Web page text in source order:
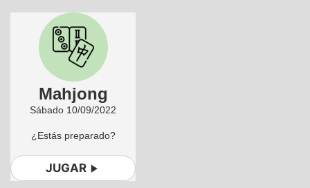
Mahjong
Sábado 10/09/2022
¿Estás preparado?
JUGAR